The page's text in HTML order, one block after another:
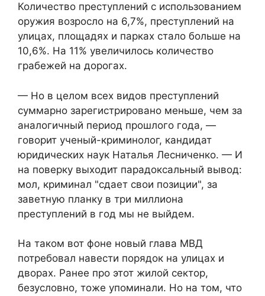
Количество преступлений с использованием
оружия возросло на 6,7%, преступлений на
улицах, площадях и парках стало больше на
10,6%. На 11% увеличилось количество
грабежей на дорогах.
— Но в целом всех видов преступлений
суммарно зарегистрировано меньше, чем за
аналогичный период прошлого года, —
говорит ученый-криминолог, кандидат
юридических наук Наталья Лесниченко. — И
на поверку выходит парадоксальный вывод:
мол, криминал "сдает свои позиции", за
заветную планку в три миллиона
преступлений в год мы не выйдем.
На таком вот фоне новый глава МВД
потребовал навести порядок на улицах и
дворах. Ранее про этот жилой сектор,
безусловно, тоже упоминали. Но на том, что